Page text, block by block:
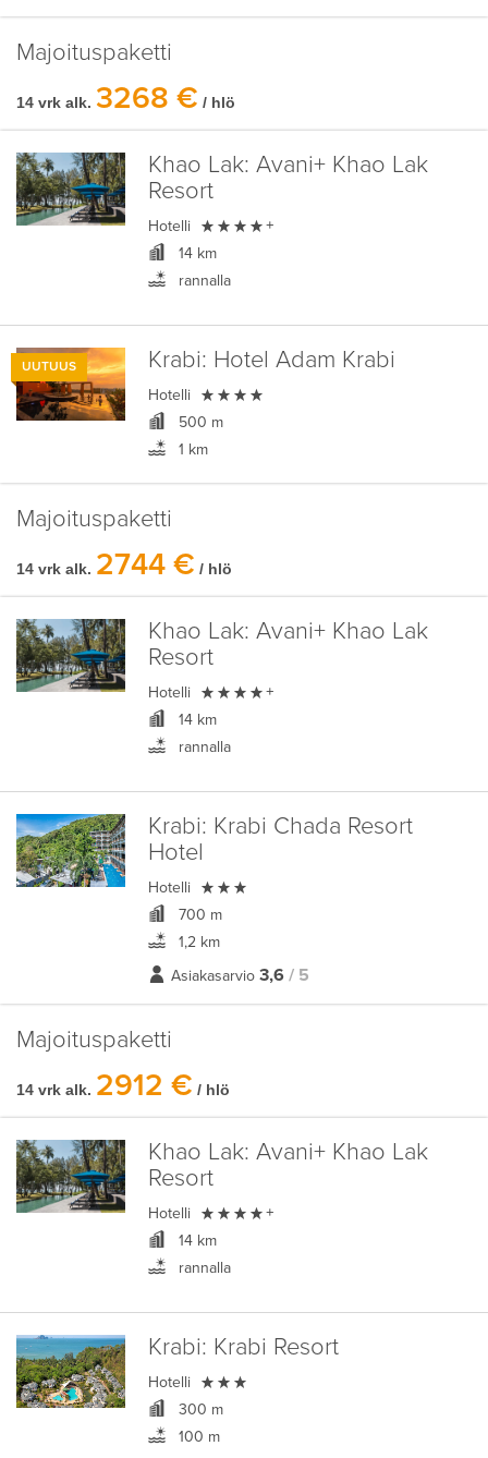
Majoituspaketti
14 vrk alk. 3268 € / hlö
Khao Lak: Avani+ Khao Lak
Resort
Hotelli  +
14 km
rannalla
UUTUUS Krabi: Hotel Adam Krabi
Hotelli 
500 m
1 km
Majoituspaketti
14 vrk alk. 2744 € / hlö
Khao Lak: Avani+ Khao Lak
Resort
Hotelli  +
14 km
rannalla
Krabi: Krabi Chada Resort
Hotel
Hotelli 
700 m
1,2 km
Asiakasarvio 3,6 / 5
Majoituspaketti
14 vrk alk. 2912 € / hlö
Khao Lak: Avani+ Khao Lak
Resort
Hotelli  +
14 km
rannalla
Krabi: Krabi Resort
Hotelli 
300 m
100 m